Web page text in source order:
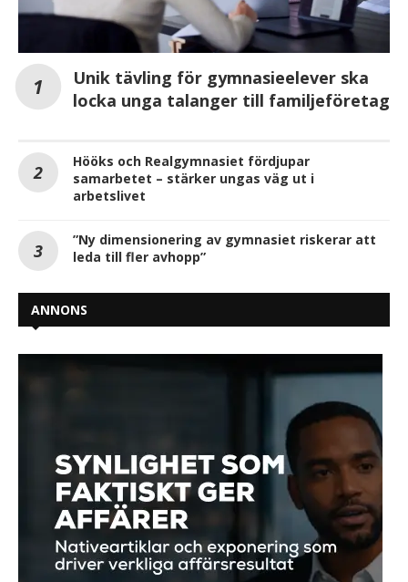
Unik tävling för gymnasieelever ska
locka unga talanger till familjeföretag
Hööks och Realgymnasiet fördjupar
samarbetet – stärker ungas väg ut i
arbetslivet
”Ny dimensionering av gymnasiet riskerar att
leda till fler avhopp”
ANNONS